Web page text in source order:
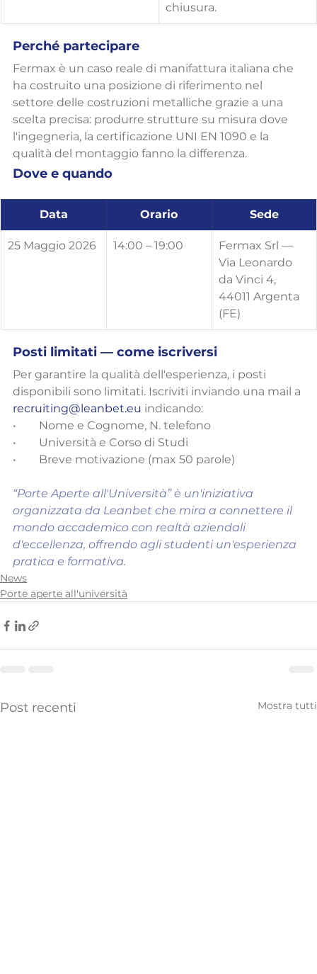
chiusura.
Perché partecipare
Fermax è un caso reale di manifattura italiana che
ha costruito una posizione di riferimento nel
settore delle costruzioni metalliche grazie a una
scelta precisa: produrre strutture su misura dove
l'ingegneria, la certificazione UNI EN 1090 e la
qualità del montaggio fanno la differenza.
Dove e quando
Data Orario Sede
25 Maggio 2026 14:00 – 19:00
Fermax Srl —
Via Leonardo
da Vinci 4,
44011 Argenta
(FE)
Posti limitati — come iscriversi
Per garantire la qualità dell'esperienza, i posti
disponibili sono limitati. Iscriviti inviando una mail a
recruiting@leanbet.eu indicando:
•        Nome e Cognome, N. telefono
•        Università e Corso di Studi
•        Breve motivazione (max 50 parole)
“Porte Aperte all'Università” è un'iniziativa
organizzata da Leanbet che mira a connettere il
mondo accademico con realtà aziendali
d'eccellenza, offrendo agli studenti un'esperienza
pratica e formativa.
News
Porte aperte all'università
Post recenti Mostra tutti